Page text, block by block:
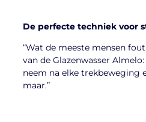
De perfecte techniek voor
“Wat de meeste mensen
van de Glazenwasser
neem na elke trekbeweging
maar.”